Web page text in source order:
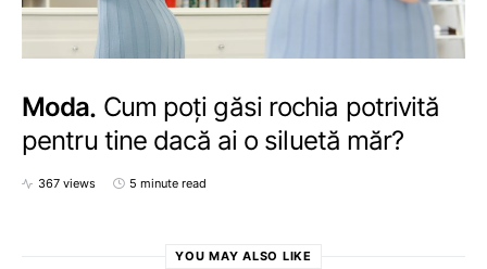
Moda Cum poți găsi rochia potrivită
pentru tine dacă ai o siluetă măr?
367 views 5 minute read
YOU MAY ALSO LIKE